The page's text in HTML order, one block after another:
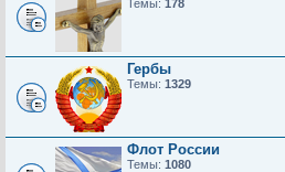
Темы: 178
Гербы
Темы: 1329
Флот России
Темы: 1080